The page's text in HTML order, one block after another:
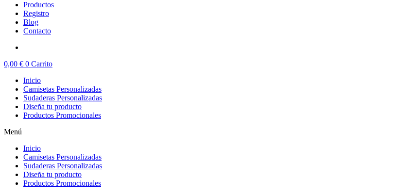
Productos
Registro
Blog
Contacto
0,00 € 0 Carrito
Inicio
Camisetas Personalizadas
Sudaderas Personalizadas
Diseña tu producto
Productos Promocionales
Menú
Inicio
Camisetas Personalizadas
Sudaderas Personalizadas
Diseña tu producto
Productos Promocionales